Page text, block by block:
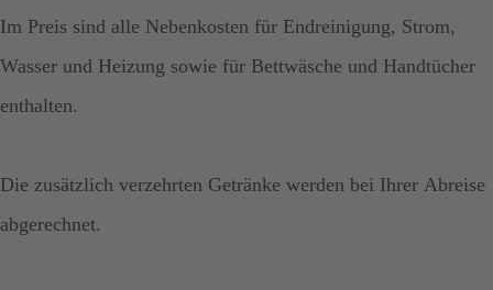
Im Preis sind alle Nebenkosten für Endreinigung, Strom,
Wasser und Heizung sowie für Bettwäsche und Handtücher
enthalten.
Die zusätzlich verzehrten Getränke werden bei Ihrer Abreise
abgerechnet.